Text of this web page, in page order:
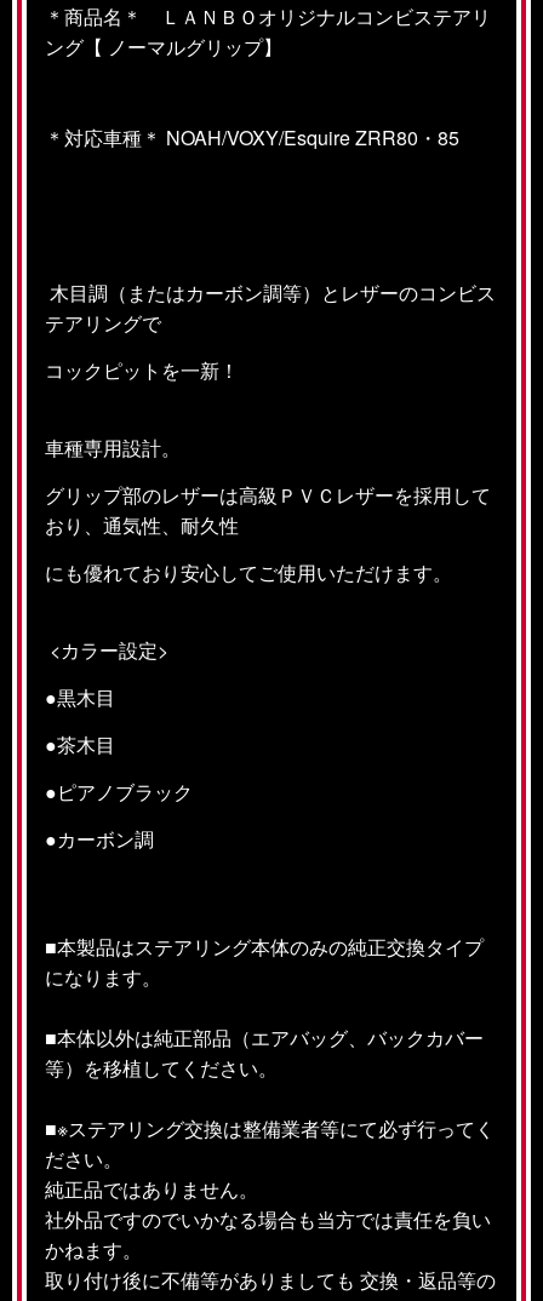
＊商品名＊ ＬＡＮＢＯオリジナルコンビステアリ
ング【 ノーマルグリップ】
＊対応車種＊ NOAH/VOXY/Esquire ZRR80・85
木目調（またはカーボン調等）とレザーのコンビス
テアリングで
コックピットを一新！
車種専用設計。
グリップ部のレザーは高級ＰＶＣレザーを採用して
おり、通気性、耐久性
にも優れており安心してご使用いただけます。
<カラー設定>
●黒木目
●茶木目
●ピアノブラック
●カーボン調
■本製品はステアリング本体のみの純正交換タイプ
になります。
■本体以外は純正部品（エアバッグ、バックカバー
等）を移植してください。
■※ステアリング交換は整備業者等にて必ず行ってく
ださい。
純正品ではありません。
社外品ですのでいかなる場合も当方では責任を負い
かねます。
取り付け後に不備等がありましても 交換・返品等の